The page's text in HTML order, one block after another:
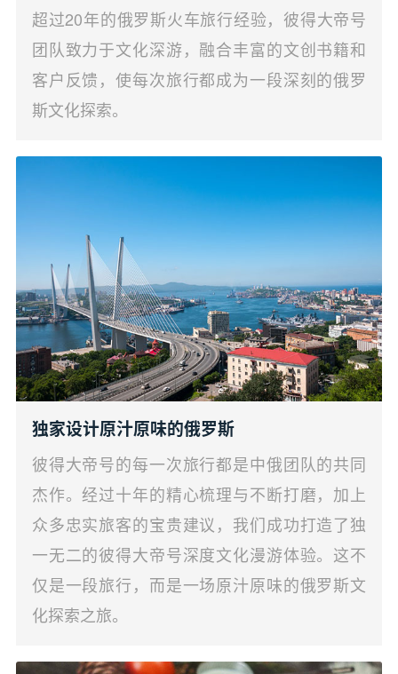
超过20年的俄罗斯火车旅行经验，彼得大帝号
团队致力于文化深游，融合丰富的文创书籍和
客户反馈，使每次旅行都成为一段深刻的俄罗
斯文化探索。
独家设计原汁原味的俄罗斯
彼得大帝号的每一次旅行都是中俄团队的共同
杰作。经过十年的精心梳理与不断打磨，加上
众多忠实旅客的宝贵建议，我们成功打造了独
一无二的彼得大帝号深度文化漫游体验。这不
仅是一段旅行，而是一场原汁原味的俄罗斯文
化探索之旅。